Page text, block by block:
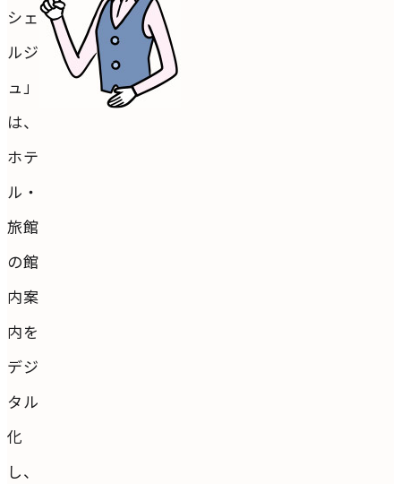
シェ
ルジ
ュ」
は、
ホテ
ル・
旅館
の館
内案
内を
デジ
タル
化
し、